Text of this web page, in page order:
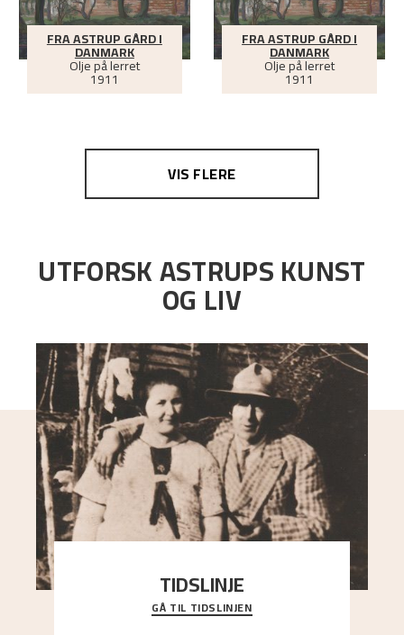
FRA ASTRUP GÅRD I
DANMARK
Olje på lerret
1911
FRA ASTRUP GÅRD I
DANMARK
Olje på lerret
1911
VIS FLERE
UTFORSK ASTRUPS KUNST
OG LIV
TIDSLINJE
Bli kjent med Nikolai Astrups liv, kunstnerskap og
ettermæle i en interaktiv presentasjon.
GÅ TIL TIDSLINJEN